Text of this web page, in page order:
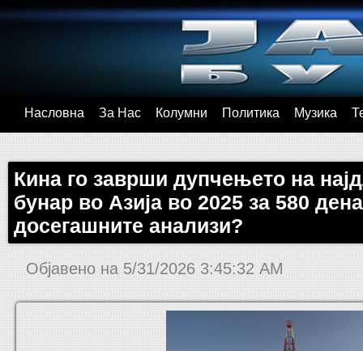
Насловна За Нас Колумни Политика Музика
Кина го заврши дупчењето на
бунар во Азија во 2025 за 580
досегашните анализи?
Објавено на 5/31/2026 3:45:32 AM